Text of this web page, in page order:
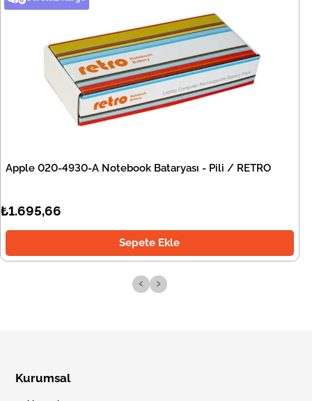
Apple 020-4930-A Notebook Bataryası - Pili / RETRO
₺1.695,66
Sepete Ekle
‹ ›
Kurumsal